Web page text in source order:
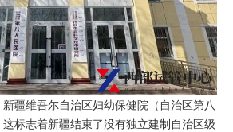
维吾尔自治区妇幼保健院（自治区第八
标志着新疆结束了没有独立建制自治区级